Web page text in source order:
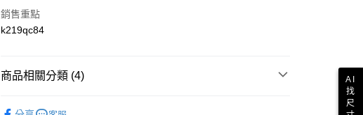
付」結帳頁面，進行簡訊認證並確認金額後，即可完成結帳。
２．訂單成立數日內，您將收到繳費通知簡訊。
絡購買商品的店家。未經商家同意取消之訂單仍視為有效，需透過AFTEE
免運費
免運費
銷售重點
k219qc84
商品相關分類 (4)
AI
找
尺